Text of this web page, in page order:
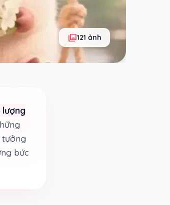
photo_library121 ảnh
lượng
bức